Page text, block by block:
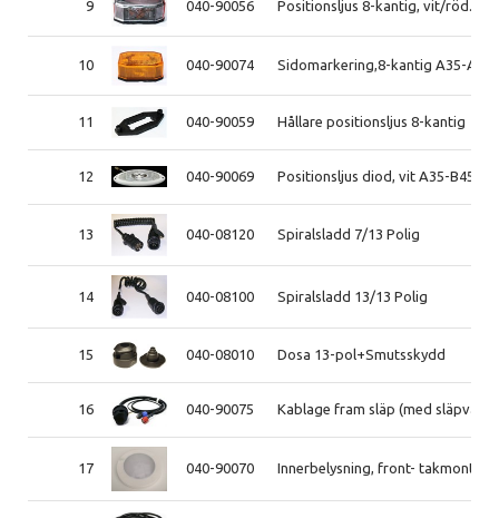
9 040-90056 Positionsljus 8-kantig, vit/röd.
10 040-90074 Sidomarkering,8-kantig A35-A45
11 040-90059 Hållare positionsljus 8-kantig
12 040-90069 Positionsljus diod, vit A35-B45
13 040-08120 Spiralsladd 7/13 Polig
14 040-08100 Spiralsladd 13/13 Polig
15 040-08010 Dosa 13-pol+Smutsskydd
16 040-90075 Kablage fram släp (med
17 040-90070 Innerbelysning, front-